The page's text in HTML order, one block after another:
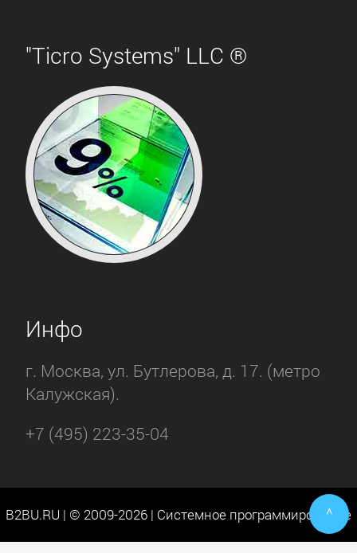
"Ticro Systems" LLC ®
Инфо
г. Москва, ул. Бутлерова, д. 17. (метро
Калужская).
+7 (495) 223-35-04
B2BU.RU | © 2009-2026 | Системное программирование
^